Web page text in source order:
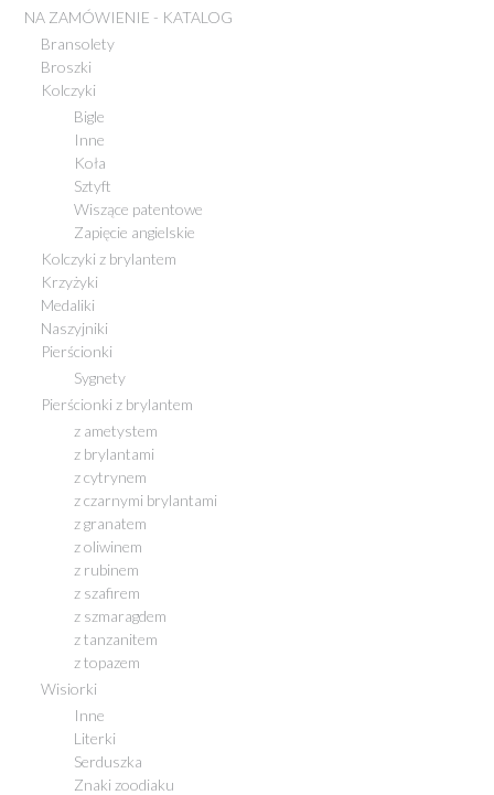
NA ZAMÓWIENIE - KATALOG
Bransolety
Broszki
Kolczyki
Bigle
Inne
Koła
Sztyft
Wiszące patentowe
Zapięcie angielskie
Kolczyki z brylantem
Krzyżyki
Medaliki
Naszyjniki
Pierścionki
Sygnety
Pierścionki z brylantem
z ametystem
z brylantami
z cytrynem
z czarnymi brylantami
z granatem
z oliwinem
z rubinem
z szafirem
z szmaragdem
z tanzanitem
z topazem
Wisiorki
Inne
Literki
Serduszka
Znaki zoodiaku